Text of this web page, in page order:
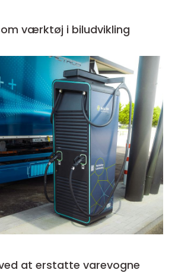
værktøj i biludvikling
at erstatte varevogne